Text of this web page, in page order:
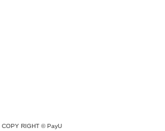
COPY RIGHT ©PayU